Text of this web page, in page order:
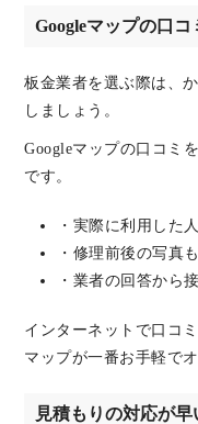
Googleマップの口コ
板金業者を選ぶ際は、
しましょう。
Googleマップの口コミ
です。
・実際に利用した
・修理前後の写真
・業者の回答から
インターネットで口コ
マップが一番お手軽で
見積もりの対応が早